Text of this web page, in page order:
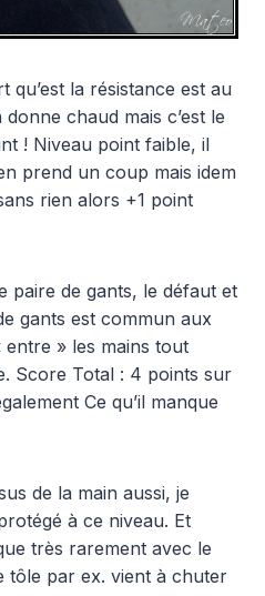
la résistance est au
chaud mais c’est le
! Niveau point faible, il
prend un coup mais idem
rien alors +1 point
paire de gants, le défaut et
gants est commun aux
entre » les mains tout
Score Total : 4 points sur
Ce qu’il manque
de la main aussi, je
à ce niveau. Et
très rarement avec le
tôle par ex. vient à chuter